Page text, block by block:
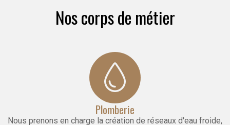
Nos corps de métier
Plomberie
Nous prenons en charge la création de réseaux d'eau froide,